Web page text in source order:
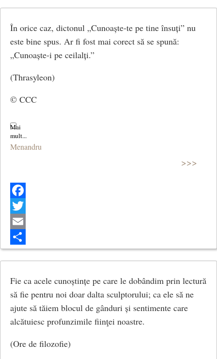
În orice caz, dictonul „Cunoaște-te pe tine însuți” nu
este bine spus. Ar fi fost mai corect să se spună:
„Cunoaște-i pe ceilalți.”
(Thrasyleon)
© CCC
Menandru
>>>
Facebook
Twitter
Email
Share
Fie ca acele cunoștințe pe care le dobândim prin lectură
să fie pentru noi doar dalta sculptorului; ca ele să ne
ajute să tăiem blocul de gânduri și sentimente care
alcătuiesc profunzimile fiinţei noastre.
(Ore de filozofie)